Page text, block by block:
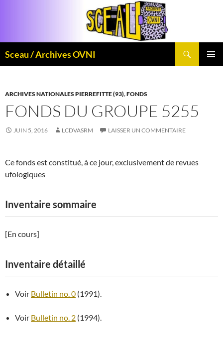
Sceau / Archives OVNI
ARCHIVES NATIONALES PIERREFITTE (93),FONDS
FONDS DU GROUPE 5255
JUIN 5, 2016 LCDVASRM LAISSER UN COMMENTAIRE
Ce fonds est constitué, à ce jour, exclusivement de revues
ufologiques
Inventaire sommaire
[En cours]
Inventaire détaillé
Voir Bulletin no. 0 (1991).
Voir Bulletin no. 2 (1994).